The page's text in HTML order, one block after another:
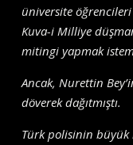
üniversite
Kuva-i Milliye
mitingi yapmak
Ancak, Nurettin
döverek dağıtmıştı.
Türk polisinin büyük